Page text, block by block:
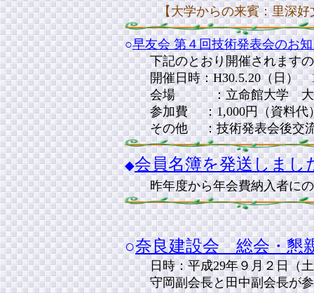
【大学からの来賓：里深
○早友会 第４回技術発表会のお
下記のとおり開催されますの
開催日時：H30.5.20（日）
会場 ：立命館大学 大阪梅
参加費 ：1,000円（資料代
その他 ：技術発表会後交流
◆会員名簿を発送しまし
昨年度から年会費納入者に
○奈良建設会 総会・懇
日時：平成29年９月２日（
守岡副会長と田中副会長が